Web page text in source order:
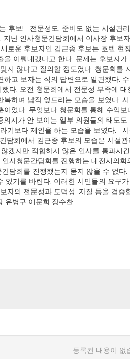
후보! 전문성도, 준비도 없는 시설관
난 인사청문간담회에서 이사장 후
로운 후보자인 김근종 후보는 호텔
이뤄내겠다고 한다. 문제는 후보자
지 않냐고 질의할 정도였다. 청문회
고 보자는 식의 답변으로 일관했다.
다. 오전 청문회에서 전문성 부족에
하며 납작 엎드리는 모습을 보였다.
었다. 무엇보다 청문회를 통해 수익
지가 안 보이는 일부 의원들의 태도
기보다 제안을 하는 모습을 보였다.
담회에서 김근종 후보의 모습은 시설
겠지만 적합하지 않은 인사를 통과
사청문간담회를 진행하는 대전시의
담회를 진행했는지 묻지 않을 수 없
있기를 바란다. 이러한 시민들의 요구
자의 전문성과 도덕성, 자질 등을 검
유병구 이문희 장수찬
등록된 내용이 없